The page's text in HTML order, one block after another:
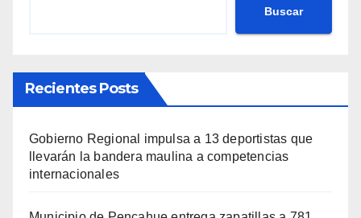
Buscar
Recientes Posts
Gobierno Regional impulsa a 13 deportistas que
llevarán la bandera maulina a competencias
internacionales